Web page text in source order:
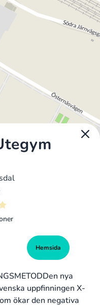
Hemsida
Sveriges Ledande Gymkedjor